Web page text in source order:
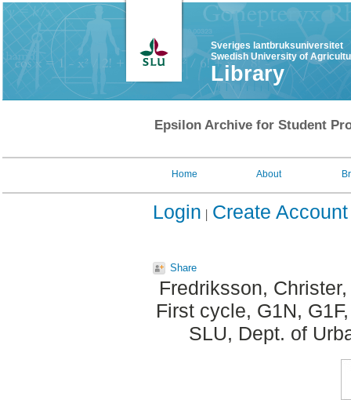
Sveriges lantbruksuniversitet
Swedish University of
Library
Epsilon Archive for Student
Home About
Login Create Account
Share
Fredriksson, Christer
First cycle, G1N,
SLU, Dept. of